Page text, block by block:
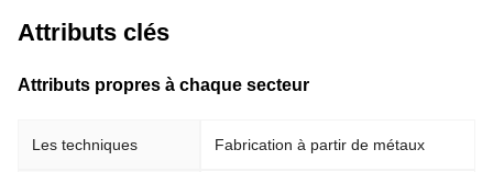
Attributs clés
Attributs propres à chaque secteur
Les techniques Fabrication à partir de métaux